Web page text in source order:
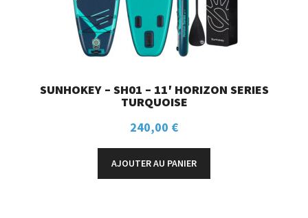
SUNHOKEY – SH01 – 11′ HORIZON SERIES
TURQUOISE
240,00 €
AJOUTER AU PANIER